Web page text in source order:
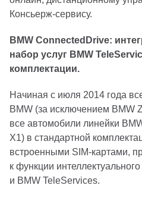
Консьерж-сервису.
BMW ConnectedDrive:
набор услуг BMW
комплектации.
Начиная с июля 2014 года
BMW (за исключением BMW
все автомобили линейки
X1) в стандартной
встроенными SIM-картами,
к функции
и BMW TeleServices.